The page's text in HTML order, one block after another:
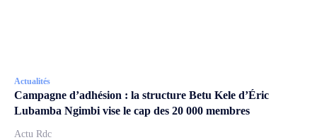
Actualités
Campagne d’adhésion : la structure Betu Kele d’Éric
Lubamba Ngimbi vise le cap des 20 000 membres
Actu Rdc